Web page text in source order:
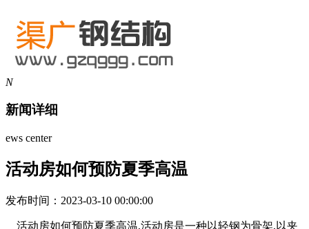
N
新闻详细
ews center
活动房如何预防夏季高温
发布时间：2023-03-10 00:00:00
活动房如何预防夏季高温,活动房是一种以轻钢为骨架,以夹